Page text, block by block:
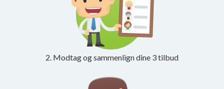
2. Modtag og sammenlign dine 3 tilbud